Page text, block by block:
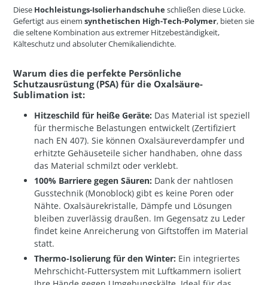
Diese Hochleistungs-Isolierhandschuheschließen diese Lücke.
Gefertigt aus einem synthetischen High-Tech-Polymer, bieten sie
die seltene Kombination aus extremer Hitzebeständigkeit,
Kälteschutz und absoluter Chemikaliendichte.
Warum dies die perfekte Persönliche
Schutzausrüstung (PSA) für die Oxalsäure-
Sublimation ist:
Hitzeschild für heiße Geräte: Das Material ist speziell
für thermische Belastungen entwickelt (Zertifiziert
nach EN 407). Sie können Oxalsäureverdampfer und
erhitzte Gehäuseteile sicher handhaben, ohne dass
das Material schmilzt oder verklebt.
100% Barriere gegen Säuren: Dank der nahtlosen
Gusstechnik (Monoblock) gibt es keine Poren oder
Nähte. Oxalsäurekristalle, Dämpfe und Lösungen
bleiben zuverlässig draußen. Im Gegensatz zu Leder
findet keine Anreicherung von Giftstoffen im Material
statt.
Thermo-Isolierung für den Winter: Ein integriertes
Mehrschicht-Futtersystem mit Luftkammern isoliert